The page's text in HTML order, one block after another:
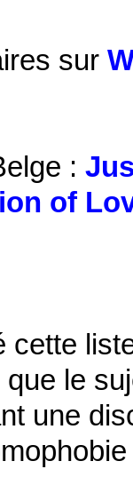
sur
:
of
cette
le
une